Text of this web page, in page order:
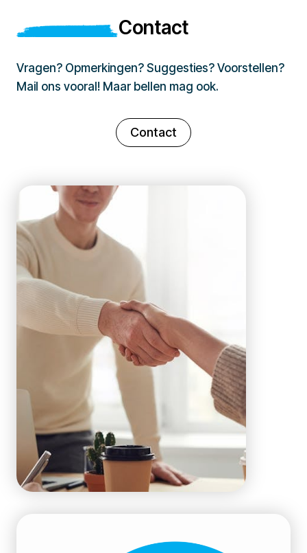
Contact
Vragen? Opmerkingen? Suggesties? Voorstellen?
Mail ons vooral! Maar bellen mag ook.
Contact